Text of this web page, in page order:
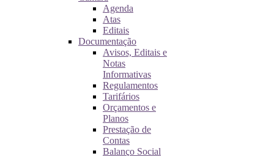
Agenda
Atas
Editais
Documentação
Avisos, Editais e
Notas
Informativas
Regulamentos
Tarifários
Orçamentos e
Planos
Prestação de
Contas
Balanço Social